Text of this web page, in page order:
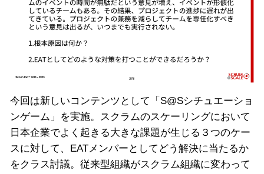
今回は新しいコンテンツとして「S@Sシチュエーショ
ンゲーム」を実施。スクラムのスケーリングにおいて
日本企業でよく起きる大きな課題が生じる３つのケー
スに対して、EATメンバーとしてどう解決に当たるか
をクラス討議。従来型組織がスクラム組織に変わって